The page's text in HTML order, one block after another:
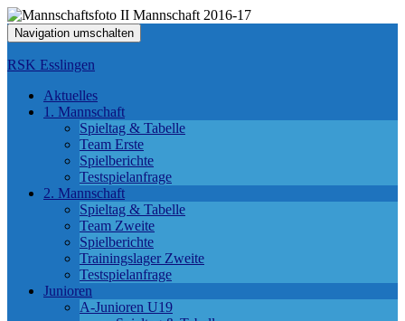
Navigation umschalten
RSK Esslingen
Aktuelles
1. Mannschaft
Spieltag & Tabelle
Team Erste
Spielberichte
Testspielanfrage
2. Mannschaft
Spieltag & Tabelle
Team Zweite
Spielberichte
Trainingslager Zweite
Testspielanfrage
Junioren
A-Junioren U19